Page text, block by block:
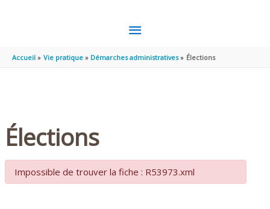
MENU
PRINCIPAL
Accueil Vie pratique Démarches administratives Élections
Élections
Impossible de trouver la fiche : R53973.xml